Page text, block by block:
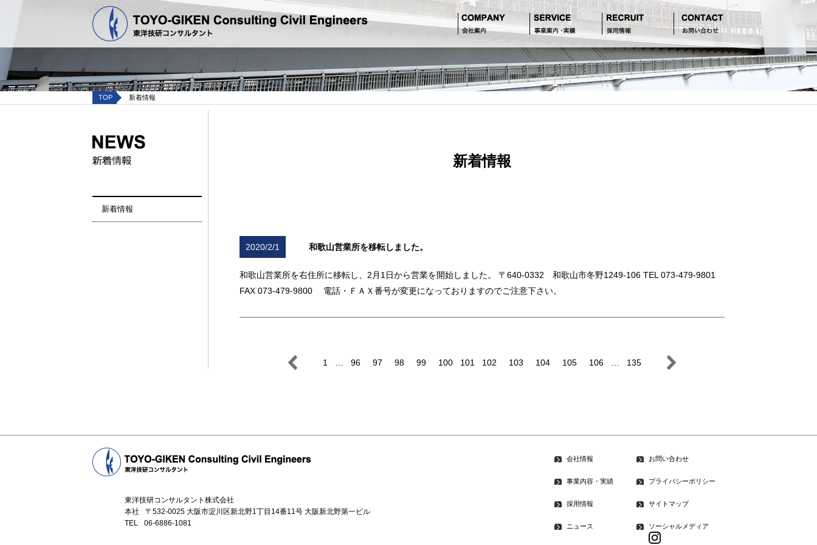
TOP 新着情報
新着情報
新着情報
2020/2/1 和歌山営業所を移転しました。
和歌山営業所を右住所に移転し、2月1日から営業を開始しました。 〒640-0332 和歌山市冬野1249-106 TEL 073-479-9801
FAX 073-479-9800 電話・ＦＡＸ番号が変更になっておりますのでご注意下さい。
1 96 97 98 99 100 101 102 103 104 105 106 135
東洋技研コンサルタント株式会社
本社
〒532-0025 大阪市淀川区新北野1丁目14番11号 大阪新北野第一ビル
TEL
06-6886-1081
会社情報
事業内容・実績
採用情報
ニュース
お問い合わせ
プライバシーポリシー
サイトマップ
ソーシャルメディア